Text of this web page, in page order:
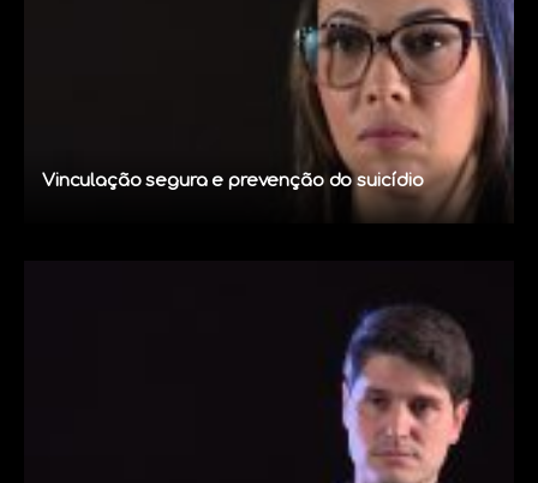
Vinculação segura e prevenção do suicídio